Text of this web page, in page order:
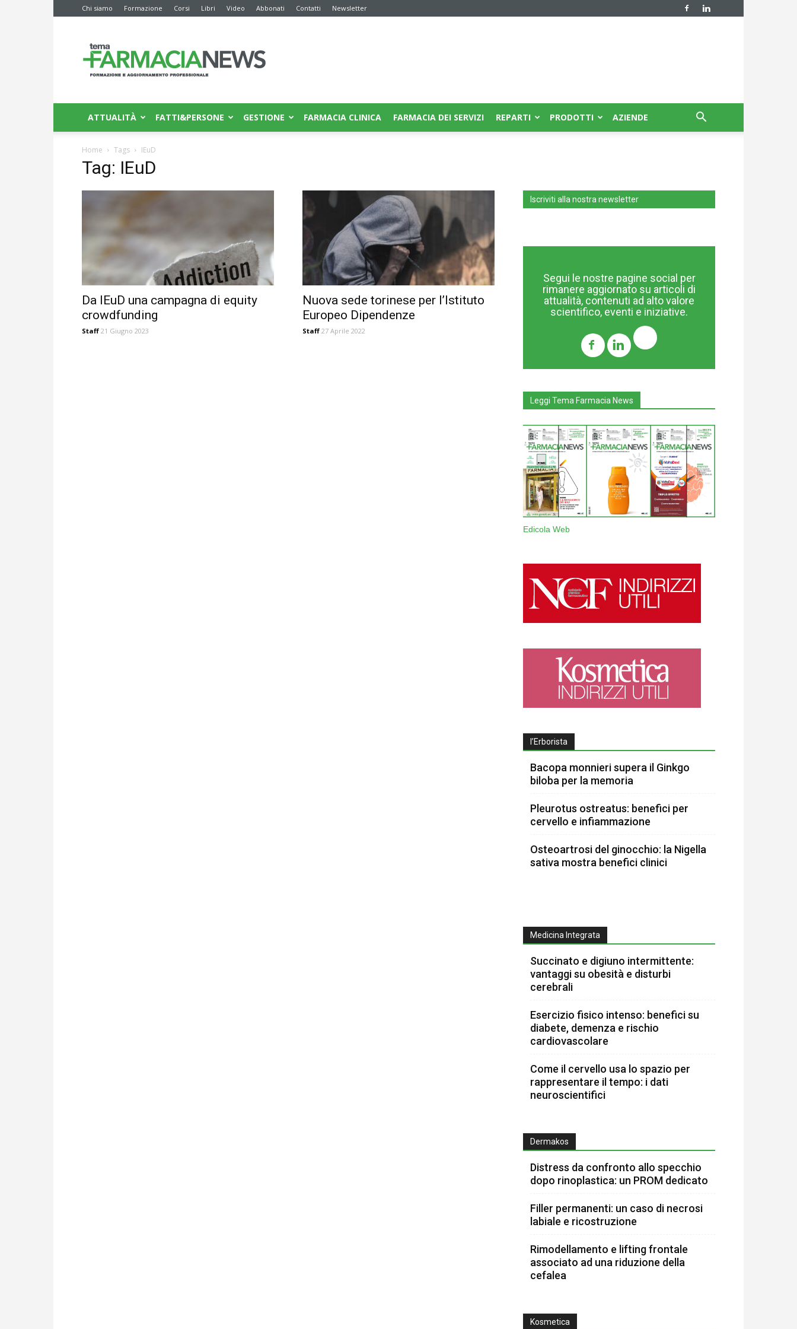
Chi siamo Formazione Corsi Libri Video Abbonati Contatti Newsletter
News
ATTUALITÀ FATTI&PERSONE GESTIONE FARMACIA CLINICA FARMACIA DEI SERVIZI REPARTI PRODOTTI AZIENDE
Home Tags IEuD
Tag: IEuD
Da IEuD una campagna di equity
crowdfunding
Staff 21 Giugno 2023
Nuova sede torinese per l’Istituto
Europeo Dipendenze
Staff 27 Aprile 2022
Iscriviti alla nostra newsletter
Segui le nostre pagine social per
rimanere aggiornato su articoli di
attualità, contenuti ad alto valore
scientifico, eventi e iniziative.
Leggi Tema Farmacia News
Edicola Web
l’Erborista
Bacopa monnieri supera il Ginkgo
biloba per la memoria
Pleurotus ostreatus: benefici per
cervello e infiammazione
Osteoartrosi del ginocchio: la Nigella
sativa mostra benefici clinici
Medicina Integrata
Succinato e digiuno intermittente:
vantaggi su obesità e disturbi
cerebrali
Esercizio fisico intenso: benefici su
diabete, demenza e rischio
cardiovascolare
Come il cervello usa lo spazio per
rappresentare il tempo: i dati
neuroscientifici
Dermakos
Distress da confronto allo specchio
dopo rinoplastica: un PROM dedicato
Filler permanenti: un caso di necrosi
labiale e ricostruzione
Rimodellamento e lifting frontale
associato ad una riduzione della
cefalea
Kosmetica